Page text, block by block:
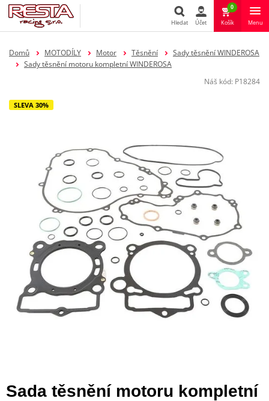
Hledat
Hledat Účet
0
Košík Menu
Domů MOTODÍLY Motor Těsnění
Sady těsnění WINDEROSA
Sady těsnění motoru kompletní WINDEROSA
Náš kód: P18284
SLEVA 30%
Sada těsnění motoru kompletní